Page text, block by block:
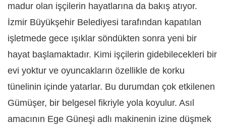
madur olan işçilerin hayatlarına da bakış atıyor.
İzmir Büyükşehir Belediyesi tarafından kapatılan
işletmede gece ışıklar söndükten sonra yeni bir
hayat başlamaktadır. Kimi işçilerin gidebilecekleri bir
evi yoktur ve oyuncakların özellikle de korku
tünelinin içinde yatarlar. Bu durumdan çok etkilenen
Gümüşer, bir belgesel fikriyle yola koyulur. Asıl
amacının Ege Güneşi adlı makinenin izine düşmek